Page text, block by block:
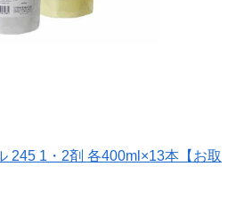
245 1・2剤 各400ml×13本【お取